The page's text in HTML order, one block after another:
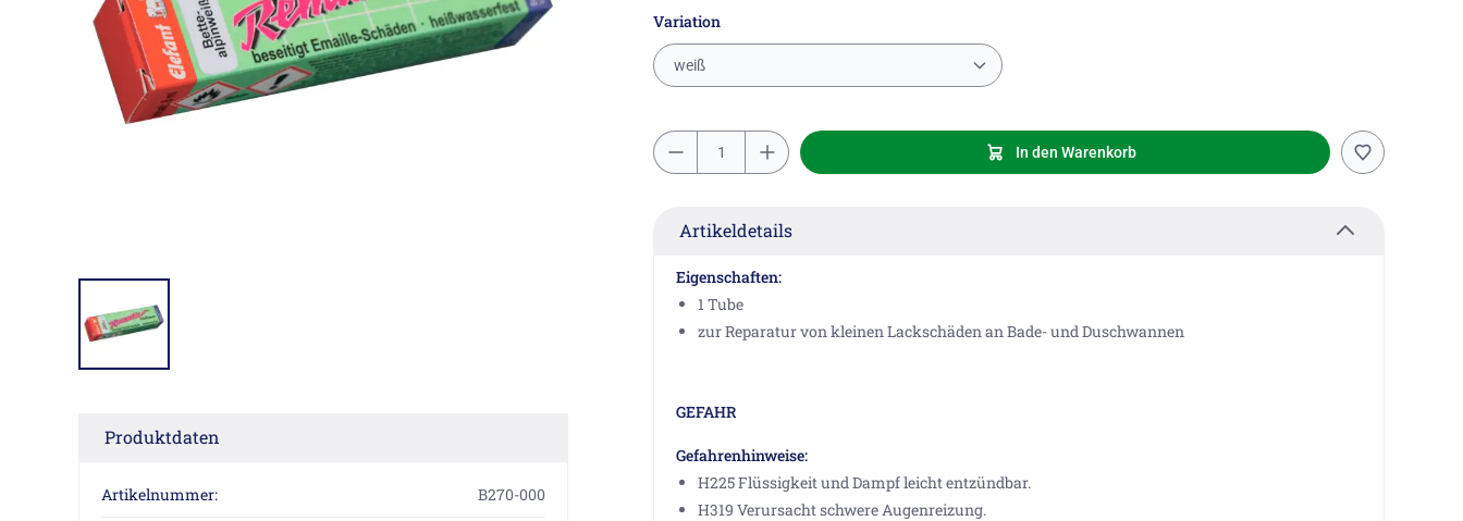
Produktdaten
Artikelnummer: B270-000
Variation
weiß
In den Warenkorb
Artikeldetails
Eigenschaften:
1 Tube
zur Reparatur von kleinen Lackschäden an Bade- und Duschwannen
GEFAHR
Gefahrenhinweise:
H225 Flüssigkeit und Dampf leicht entzündbar.
H319 Verursacht schwere Augenreizung.